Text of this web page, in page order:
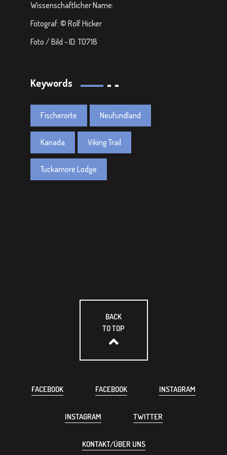
Wissenschaftlicher Name:
Fotograf: © Rolf Hicker
Foto / Bild - ID: T0718
Keywords
Fischerorte Neufundland
Kanada Viking Trail
Tuckamore Lodge
BACK
TO TOP
FACEBOOK FACEBOOK INSTAGRAM
INSTAGRAM TWITTER
KONTAKT/ÜBER UNS